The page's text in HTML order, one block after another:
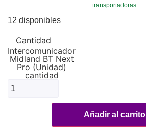
transportadoras
12 disponibles
Intercomunicador
Midland BT Next
Pro (Unidad)
cantidad
Añadir al carrito